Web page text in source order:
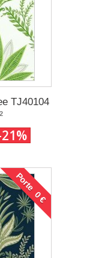
TJ40104
2
Porte 0 €